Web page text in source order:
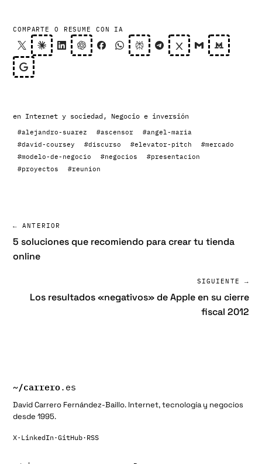
COMPARTE O RESUME CON IA
en Internet y sociedad , Negocio e inversión
#alejandro-suarez #ascensor
#angel-maria
#david-coursey
#discurso #elevator-pitch
#mercado
#modelo-de-negocio
#negocios
#presentacion
#proyectos
#reunion
← ANTERIOR
5 soluciones que recomiendo para crear tu tienda
online
SIGUIENTE →
Los resultados «negativos» de Apple en su cierre
fiscal 2012
~/carrero.es
David Carrero Fernández-Baillo. Internet, tecnología y negocios
desde 1995.
X· LinkedIn·GitHub· RSS